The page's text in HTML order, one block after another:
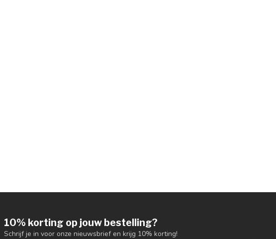
10% korting op jouw bestelling?
Schrijf je in voor onze nieuwsbrief en krijg 10% korting!